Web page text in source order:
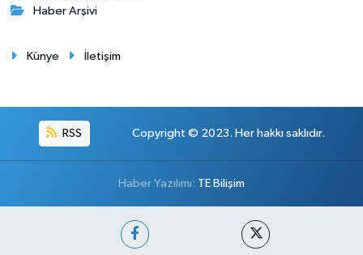
Haber Arşivi
Künye İletişim
RSS Copyright © 2023. Her hakkı saklıdır.
Haber Yazılımı: TE Bilişim